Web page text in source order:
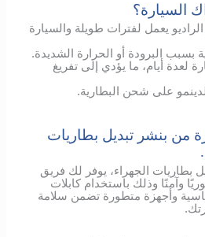
السيارة؟
الراديو يعمل لفترات طويلة والسيارة
بسبب البرودة أو الحرارة الشديدة.
لعدة أيام، ما يؤدي إلى تفريغ
على شحن البطارية.
من بنشر تبديل بطاريات
بطاريات الجهراء، يوفر لك فريق
وآمنًا وذلك باستخدام كابلات
وأجهزة متطورة تضمن سلامة